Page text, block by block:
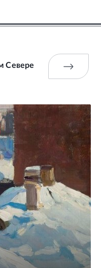
Севере